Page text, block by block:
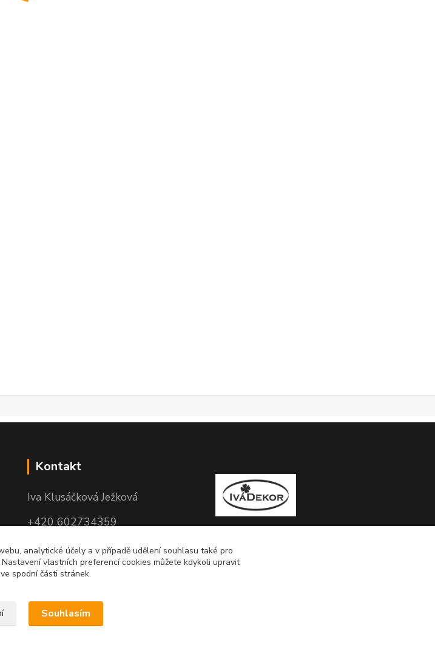
Kontakt
Iva Klusáčková Ježková
+420 602734359
(po-pá 10.00-17.00hod)
iva@ivadekor.cz
analytické účely a v případě udělení souhlasu také pro
vlastních preferencí cookies můžete kdykoli upravit
spodní části stránek.
Souhlasím